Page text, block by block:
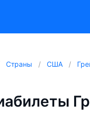
Страны США